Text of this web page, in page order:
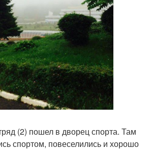
(2) пошел в дворец спорта. Там
спортом, повеселились и хорошо